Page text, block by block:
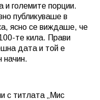
и големите порции.
публикуваше в
ясно се виждаше, че
те кила. Прави
дата и той е
начин.
с титлата „Мис